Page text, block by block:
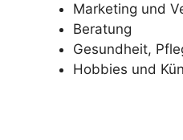
Marketing und
Beratung
Gesundheit,
Hobbies und